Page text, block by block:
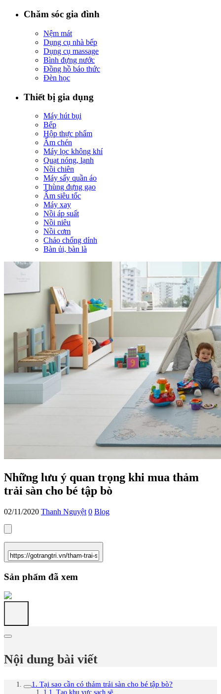
Chăm sóc gia đình
Nệm mát
Dụng cụ nhà bếp
Dụng cụ massage
Bình đựng nước
Đồng hồ báo thức
Đèn học
Thiết bị gia dụng
Máy hút bụi
Bếp
Hộp thực phẩm
Ấm chén
Máy lọc không khí
Quạt nóng, lạnh
Nồi chiên
Máy sấy quần áo
Thùng đựng gạo
Ấm siêu tốc
Máy xay
Nồi áp suất
Nồi niêu
Nồi cơm
Chảo chống dính
Bàn ủi, bàn là
Những lưu ý quan trọng khi mua thảm
trải sàn cho bé tập bò
02/11/2020 Thanh Nguyệt 0 Blog
Sản phẩm đã xem
Nội dung bài viết
1. Tại sao cần có thảm trải sàn cho bé tập bò?
1.1. Tạo khu vực sạch sẽ